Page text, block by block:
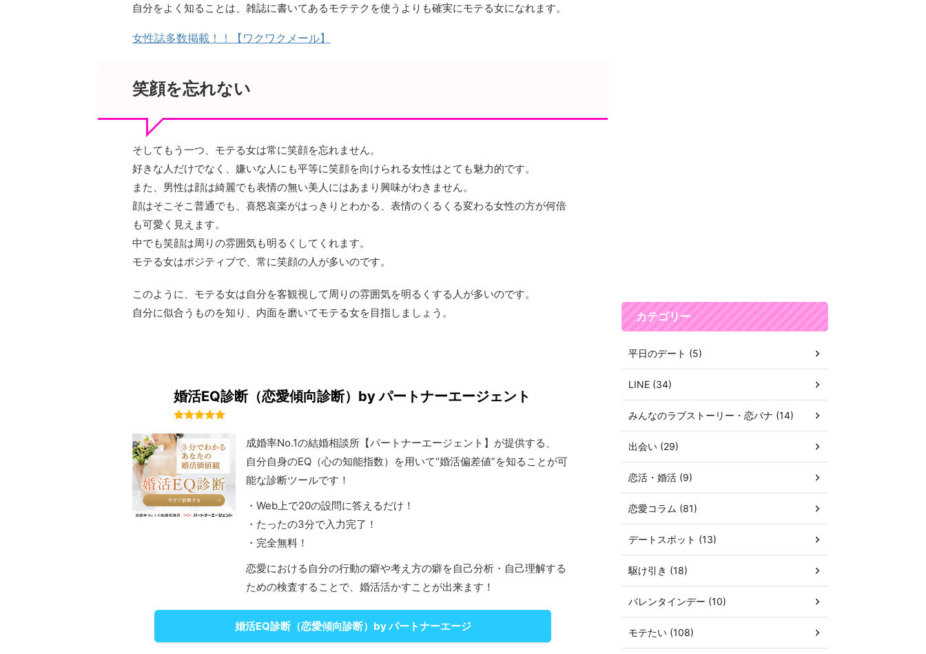
自分をよく知ることは、雑誌に書いてあるモテテクを使うよりも確実にモテる女になれます。
女性誌多数掲載！！【ワクワクメール】
笑顔を忘れない
そしてもう一つ、モテる女は常に笑顔を忘れません。
好きな人だけでなく、嫌いな人にも平等に笑顔を向けられる女性はとても魅力的です。
また、男性は顔は綺麗でも表情の無い美人にはあまり興味がわきません。
顔はそこそこ普通でも、喜怒哀楽がはっきりとわかる、表情のくるくる変わる女性の方が何倍
も可愛く見えます。
中でも笑顔は周りの雰囲気も明るくしてくれます。
モテる女はポジティブで、常に笑顔の人が多いのです。
このように、モテる女は自分を客観視して周りの雰囲気を明るくする人が多いのです。
自分に似合うものを知り、内面を磨いてモテる女を目指しましょう。
婚活EQ診断（恋愛傾向診断）by パートナーエージェント
成婚率No.1の結婚相談所【パートナーエージェント】が提供する、
自分自身のEQ（心の知能指数）を用いて“婚活偏差値”を知ることが可
能な診断ツールです！
・Web上で20の設問に答えるだけ！
・たったの3分で入力完了！
・完全無料！
恋愛における自分の行動の癖や考え方の癖を自己分析・自己理解する
ための検査することで、婚活活かすことが出来ます！
婚活EQ診断（恋愛傾向診断）by パートナーエージ
カテゴリー
平日のデート (5)
LINE (34)
みんなのラブストーリー・恋バナ (14)
出会い (29)
恋活・婚活 (9)
恋愛コラム (81)
デートスポット (13)
駆け引き (18)
バレンタインデー (10)
モテたい (108)